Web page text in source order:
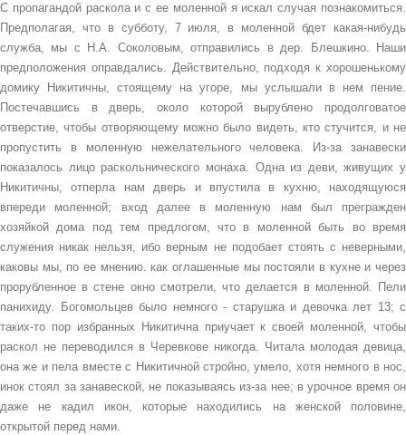
С пропагандой раскола и с ее моленной я искал случая познакомиться.
Предполагая, что в субботу, 7 июля, в моленной бдет какая-нибудь
служба, мы с Н.А. Соколовым, отправились в дер. Блешкино. Наши
предположения оправдались. Действительно, подходя к хорошенькому
домику Никитичны, стоящему на угоре, мы услышали в нем пение.
Постечавшись в дверь, около которой вырублено продолговатое
отверстие, чтобы отворяющему можно было видеть, кто стучится, и не
пропустить в моленную нежелательного человека. Из-за занавески
показалось лицо раскольнического монаха. Одна из деви, живущих у
Никитичны, отперла нам дверь и впустила в кухню, находящуюся
впереди моленной; вход далее в моленную нам был прегражден
хозяйкой дома под тем предлогом, что в моленной быть во время
служения никак нельзя, ибо верным не подобает стоять с неверными,
каковы мы, по ее мнению. как оглашенные мы постояли в кухне и через
прорубленное в стене окно смотрели, что делается в моленной. Пели
панихиду. Богомольцев было немного - старушка и девочка лет 13; с
таких-то пор избранных Никитична приучает к своей моленной, чтобы
раскол не переводился в Черевкове никогда. Читала молодая девица,
она же и пела вместе с Никитичной стройно, умело, хотя немного в нос,
инок стоял за занавеской, не показываясь из-за нее; в урочное время он
даже не кадил икон, которые находились на женской половине,
открытой перед нами.